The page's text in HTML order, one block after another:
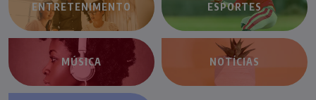
ENTRETENIMENTO ESPORTES
MÚSICA NOTÍCIAS